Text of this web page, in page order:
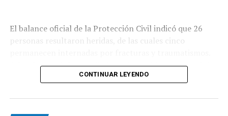
El balance oficial de la Protección Civil indicó que 26
personas resultaron heridas, de las cuales cinco
Además, por daños en distintos inmuebles se evacuó de
forma preventiva a unas 300 personas,
que sufrió el mayor impacto del sismo.
CONTINUAR LEYENDO